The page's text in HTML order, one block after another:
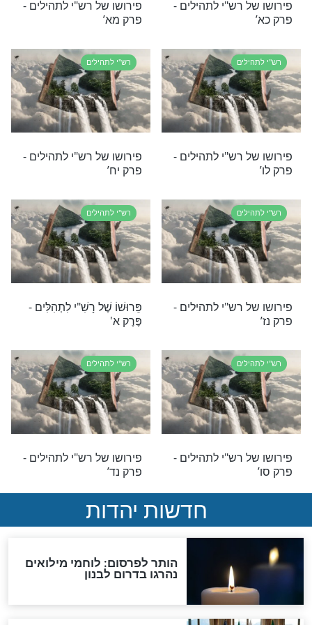
רש"י לתהילים -
פירושו של רש"י לתהילים -
פרק סא’
רש"י לתהילים -
פירושו של רש"י לתהילים -
פרק נא’
רש"י לתהילים
פרק ה’
רש"י לתהילים